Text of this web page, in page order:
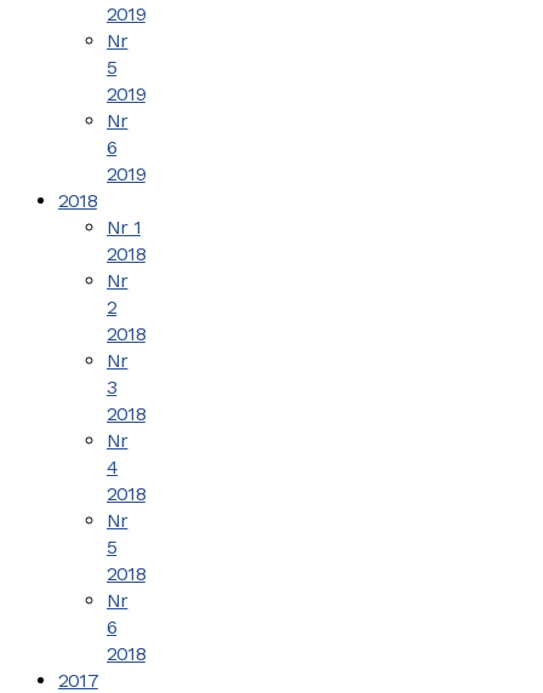
2019
Nr
5
2019
Nr
6
2019
2018
Nr 1
2018
Nr
2
2018
Nr
3
2018
Nr
4
2018
Nr
5
2018
Nr
6
2018
2017